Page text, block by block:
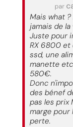
par
Mais what ?
jamais de la
Juste pour
RX 6800 et
ssd, une
manette
580€.
Donc
des bénef
pas les prix
marge pour
perte.